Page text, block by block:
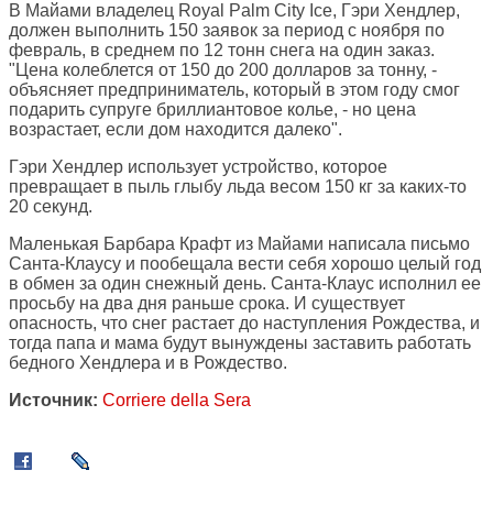
В Майами владелец Royal Palm City Ice, Гэри Хендлер,
должен выполнить 150 заявок за период с ноября по
февраль, в среднем по 12 тонн снега на один заказ.
"Цена колеблется от 150 до 200 долларов за тонну, -
объясняет предприниматель, который в этом году смог
подарить супруге бриллиантовое колье, - но цена
возрастает, если дом находится далеко".
Гэри Хендлер использует устройство, которое
превращает в пыль глыбу льда весом 150 кг за каких-то
20 секунд.
Маленькая Барбара Крафт из Майами написала письмо
Санта-Клаусу и пообещала вести себя хорошо целый год
в обмен за один снежный день. Санта-Клаус исполнил ее
просьбу на два дня раньше срока. И существует
опасность, что снег растает до наступления Рождества, и
тогда папа и мама будут вынуждены заставить работать
бедного Хендлера и в Рождество.
Источник: Corriere della Sera